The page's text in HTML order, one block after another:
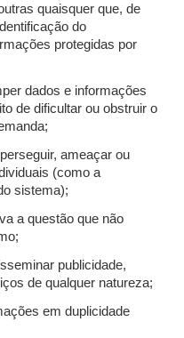
quaisquer que, de
do
protegidas por
dados e informações
de dificultar ou obstruir o
ameaçar ou
(como a
sistema);
a questão que não
publicidade,
de qualquer natureza;
em duplicidade